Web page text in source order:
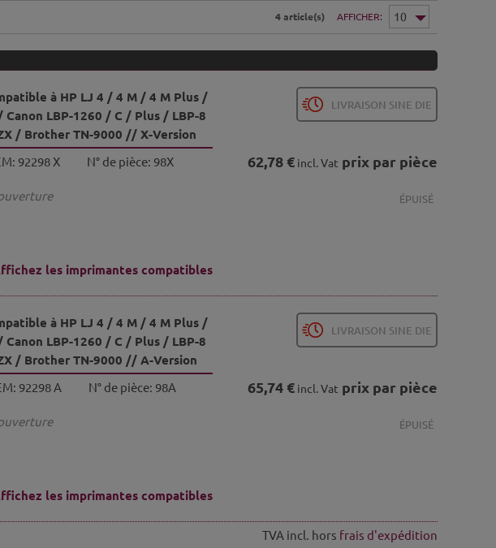
4 article(s) AFFICHER
à HP LJ 4 / 4 M / 4 M Plus /
LBP-1260 / C / Plus / LBP-8
/ Brother TN-9000 // X-Version
92298 X N° de pièce: 98X
les imprimantes compatibles
LIVRAISON SINE DIE
62,78 € incl. Vat prix par pièce
ÉPUISÉ
à HP LJ 4 / 4 M / 4 M Plus /
LBP-1260 / C / Plus / LBP-8
/ Brother TN-9000 // A-Version
92298 A N° de pièce: 98A
les imprimantes compatibles
LIVRAISON SINE DIE
65,74 € incl. Vat prix par pièce
ÉPUISÉ
TVA incl. hors frais d'expédition